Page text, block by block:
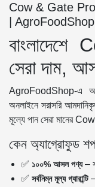
Cow & Gate
| AgroFoodShop
সেরা দাম,
AgroFoodShop-এ
অনলাইনে সরাসরি
মূল্যে পান সেরা মানের
কেন অ্যাগ্রোফুড
✅ ১০০% আসল পণ্য–
✅ সর্বনিম্ন মূল্য গ্যারান্টি–